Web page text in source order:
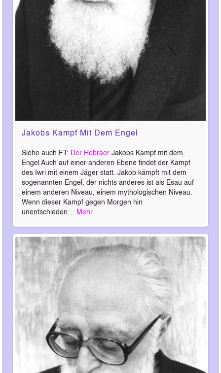
Jakobs Kampf Mit Dem Engel
Siehe auch FT: Der Hebräer Jakobs Kampf mit dem
Engel Auch auf einer anderen Ebene findet der Kampf
des Iwri mit einem Jäger statt. Jakob kämpft mit dem
sogenannten Engel, der nichts anderes ist als Esau auf
einem anderen Niveau, einem mythologischen Niveau.
Wenn dieser Kampf gegen Morgen hin
unentschieden… Mehr